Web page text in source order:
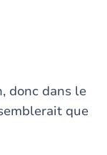
donc dans le
que